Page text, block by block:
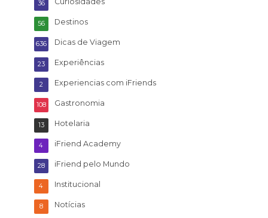
36
Destinos
56
Dicas de Viagem
636
Experiências
23
Experiencias com iFriends
2
Gastronomia
108
Hotelaria
13
iFriend Academy
4
iFriend pelo Mundo
28
Institucional
4
Notícias
8